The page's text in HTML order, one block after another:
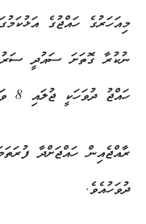
ނުކުރާ ގޮތަށަ ސައުދީ
ހައްޖު ދުވަހަކީ ޖުލައި 8 ވަނަ ދުވަހެވެ.
ދުވަހުއެވެ.